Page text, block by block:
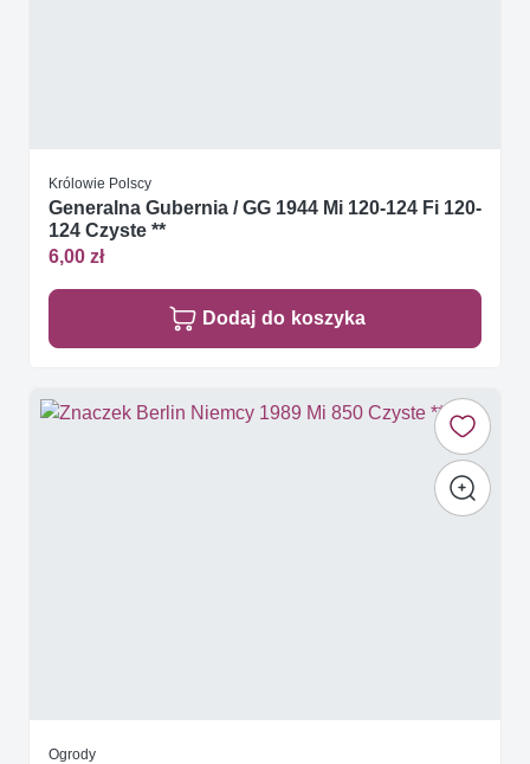
Królowie Polscy
Generalna Gubernia / GG 1944 Mi 120-124 Fi 120-
124 Czyste **
6,00 zł
Dodaj do koszyka
Ogrody